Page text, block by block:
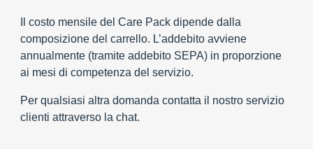
Il costo mensile del Care Pack dipende dalla
composizione del carrello. L’addebito avviene
annualmente (tramite addebito SEPA) in proporzione
ai mesi di competenza del servizio.
Per qualsiasi altra domanda contatta il nostro servizio
clienti attraverso la chat.